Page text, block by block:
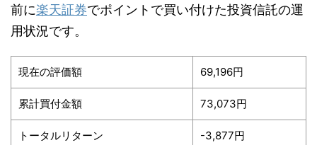
前に楽天証券でポイントで買い付けた投資信託の運
用状況です。
現在の評価額 69,196円
累計買付金額 73,073円
トータルリターン -3,877円